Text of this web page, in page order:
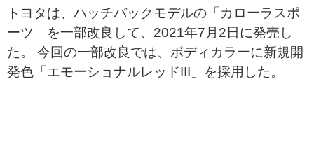
トヨタは、ハッチバックモデルの「カローラスポ
ーツ」を一部改良して、2021年7月2日に発売し
た。 今回の一部改良では、ボディカラーに新規開
発色「エモーショナルレッドIII」を採用した。